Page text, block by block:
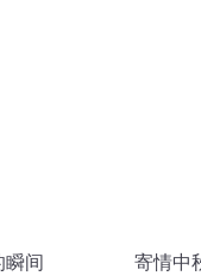
瞬间 寄情中